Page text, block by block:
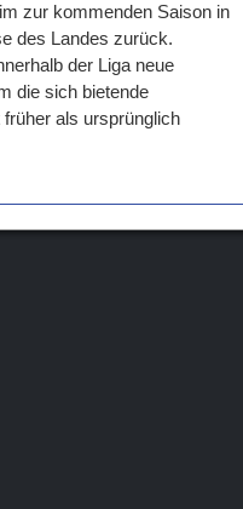
zur kommenden Saison in
des Landes zurück.
der Liga neue
die sich bietende
als ursprünglich